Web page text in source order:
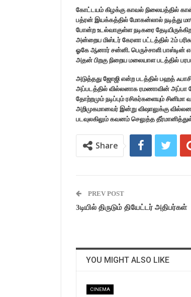
கோட்டயம் கிழக்கு காவல் நிலையத்தில்
பத்ரன் இயக்கத்தில் மோகன்லால் நடித்து
போன்ற உடல்வாகுள்ள நடிகரை
அன்றைய மிஸ்டர் கேரளா பட்டத்தில் 2ம்
ஓகே ஆனார் சன்னி. பெருச்சாளி பாஸ்டின்
அதன் பிறகு நிறைய மலையாள படத்தில்
அடுத்தது ஜோஜி என்ற படத்தில் பஹத்
அப்படத்தில் வில்லனாக ரமணாவின் அப்பா
தோற்றமும் நடிப்பும் ரசிகர்களையும்
அறிமுகமானவர் இன்று விஷாலுக்கு
படவுலகிலும் கவனம் செலுத்த
Share
PREV POST
3டியில் திருடும் தியேட்டர் அதிபர்கள்
YOU MIGHT ALSO LIKE
CINEMA